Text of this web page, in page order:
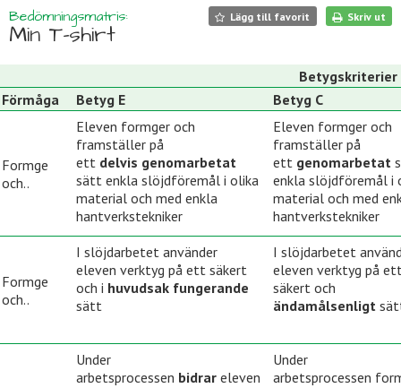
Lägg till favorit Skriv ut
Bedömningsmatris:
Min T-shirt
Betygskriterier
Förmåga
Betyg E Betyg C
Formge
och..
Eleven formger och
framställer på
ett delvis genomarbetat
sätt enkla slöjdföremål i olika
material och med enkla
hantverkstekniker
Eleven formger och
framställer på
ett genomarbetat
enkla slöjdföremål i
material och med
hantverkstekniker
Formge
och..
I slöjdarbetet använder
eleven verktyg på ett säkert
och i huvudsak fungerande
sätt
I slöjdarbetet
eleven verktyg på
säkert och
ändamålsenligt
Under
arbetsprocessen bidrar eleven
Under
arbetsprocessen